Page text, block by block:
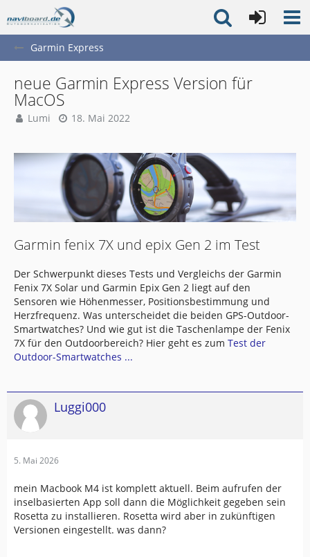
Garmin Express
neue Garmin Express Version für
MacOS
Lumi 18. Mai 2022
Garmin fenix 7X und epix Gen 2 im Test
Der Schwerpunkt dieses Tests und Vergleichs der Garmin
Fenix 7X Solar und Garmin Epix Gen 2 liegt auf den
Sensoren wie Höhenmesser, Positionsbestimmung und
Herzfrequenz. Was unterscheidet die beiden GPS-Outdoor-
Smartwatches? Und wie gut ist die Taschenlampe der Fenix
7X für den Outdoorbereich? Hier geht es zum Test der
Outdoor-Smartwatches ...
Luggi000
5. Mai 2026
mein Macbook M4 ist komplett aktuell. Beim aufrufen der
inselbasierten App soll dann die Möglichkeit gegeben sein
Rosetta zu installieren. Rosetta wird aber in zukünftigen
Versionen eingestellt. was dann?